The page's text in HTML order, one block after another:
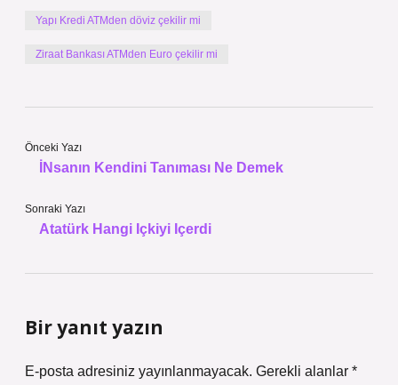
Yapı Kredi ATMden döviz çekilir mi
Ziraat Bankası ATMden Euro çekilir mi
Önceki Yazı
İNsanın Kendini Tanıması Ne Demek
Sonraki Yazı
Atatürk Hangi Içkiyi Içerdi
Bir yanıt yazın
E-posta adresiniz yayınlanmayacak. Gerekli alanlar *